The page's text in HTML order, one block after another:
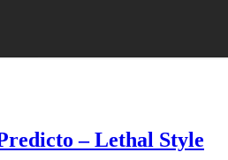
– Lethal Style